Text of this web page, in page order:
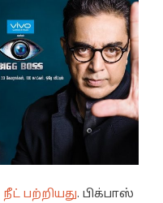
நீட் பற்றியது. பிக்பாஸ்